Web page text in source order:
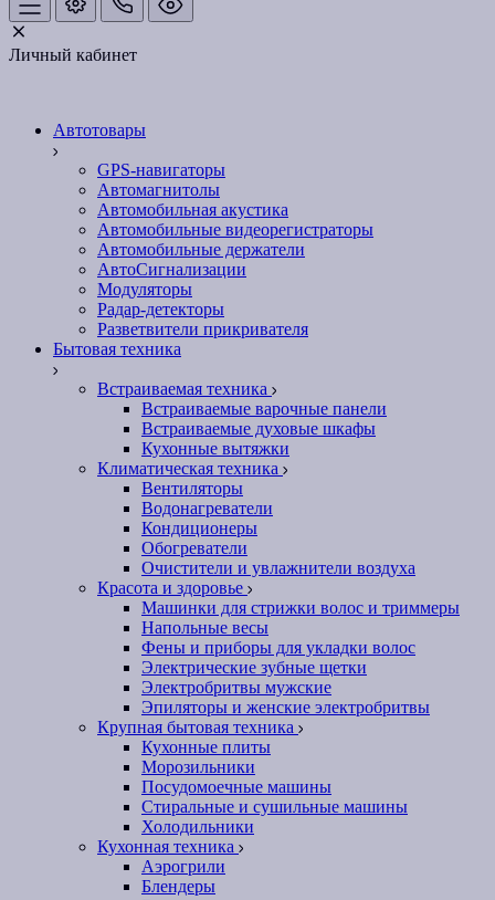
Личный кабинет
Автотовары
GPS-навигаторы
Автомагнитолы
Автомобильная акустика
Автомобильные видеорегистраторы
Автомобильные держатели
АвтоСигнализации
Модуляторы
Радар-детекторы
Разветвители прикривателя
Бытовая техника
Встраиваемая техника
Встраиваемые варочные панели
Встраиваемые духовые шкафы
Кухонные вытяжки
Климатическая техника
Вентиляторы
Водонагреватели
Кондиционеры
Обогреватели
Очистители и увлажнители воздуха
Красота и здоровье
Машинки для стрижки волос и триммеры
Напольные весы
Фены и приборы для укладки волос
Электрические зубные щетки
Электробритвы мужские
Эпиляторы и женские электробритвы
Крупная бытовая техника
Кухонные плиты
Морозильники
Посудомоечные машины
Стиральные и сушильные машины
Холодильники
Кухонная техника
Аэрогрили
Блендеры